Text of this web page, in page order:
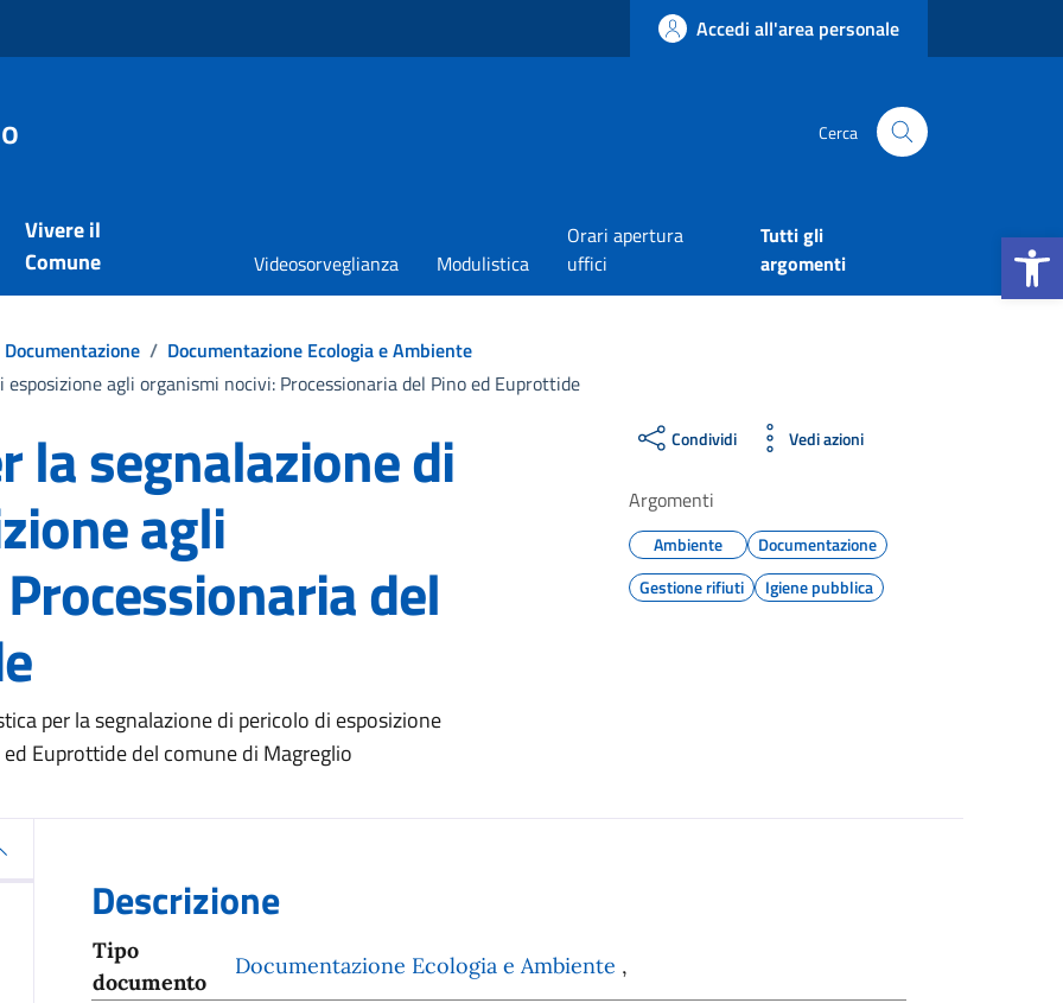
Apri la
Accedi all'area personale
Cerca
Vivere il
Comune
Videosorveglianza Modulistica
Orari apertura
uffici
Tutti gli
argomenti
Documentazione / Documentazione Ecologia e Ambiente
agli organismi nocivi: Processionaria del Pino ed Euprottide
la segnalazione di
agli
del
per la segnalazione di pericolo di esposizione
Euprottide del comune di Magreglio
Condividi Vedi azioni
Argomenti
Ambiente
Documentazione
Gestione rifiuti
Igiene pubblica
Descrizione
Tipo
documento
Documentazione Ecologia e Ambiente ,